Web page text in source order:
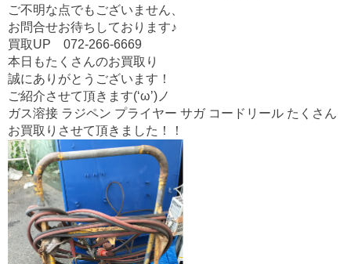
ご不明な点でもございません、
お問合せお待ちしております♪
買取UP 072-266-6669
本日もたくさんのお買取り
誠にありがとうございます！
ご紹介させて頂きます(‘ω’)ノ
ガス溶接 ラジペン プライヤー サガ コードリール たくさん
お買取りさせて頂きました！！